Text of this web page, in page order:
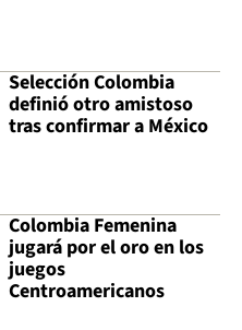
Selección Colombia
definió otro amistoso
tras confirmar a México
Colombia Femenina
jugará por el oro en los
juegos
Centroamericanos